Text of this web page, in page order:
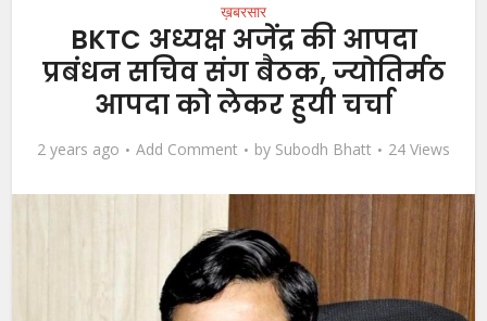
ख़बरसार
BKTC अध्यक्ष अजेंद्र की आपदा
प्रबंधन सचिव संग बैठक, ज्योतिर्मठ
आपदा को लेकर हुयी चर्चा
2 years ago Add Comment by Subodh Bhatt 24 Views